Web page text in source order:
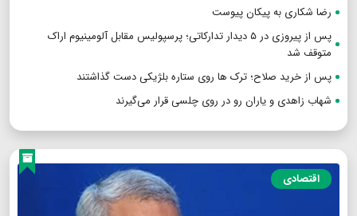
رضا شکاری به پیکان پیوست
پس از پیروزی در ۵ دیدار تدارکاتی؛ پرسپولیس مقابل آلومینیوم اراک
متوقف شد
پس از خرید صلاح؛ ترک ها روی ستاره بلژیکی دست گذاشتند
شهاب زاهدی و یاران رو در روی چلسی قرار می‌گیرند
اقتصادی